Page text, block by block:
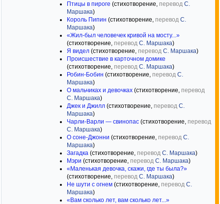
Птицы в пироге (стихотворение, перевод С.
Маршака)
Король Пипин (стихотворение, перевод С.
Маршака)
«Жил-был человечек кривой на мосту...»
(стихотворение, перевод С. Маршака)
Я видел (стихотворение, перевод С. Маршака)
Происшествие в карточном домике
(стихотворение, перевод С. Маршака)
Робин-Бобин (стихотворение, перевод С.
Маршака)
О мальчиках и девочках (стихотворение, перевод
С. Маршака)
Джек и Джилл (стихотворение, перевод С.
Маршака)
Чарли-Варли — свинопас (стихотворение, перевод
С. Маршака)
О соне-Джонни (стихотворение, перевод С.
Маршака)
Загадка (стихотворение, перевод С. Маршака)
Мэри (стихотворение, перевод С. Маршака)
«Маленькая девочка, скажи, где ты была?»
(стихотворение, перевод С. Маршака)
Не шути с огнем (стихотворение, перевод С.
Маршака)
«Вам сколько лет, вам сколько лет...»